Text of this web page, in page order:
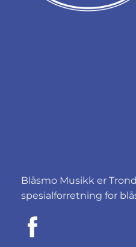
Blåsmo Musikk er
spesialforretning for